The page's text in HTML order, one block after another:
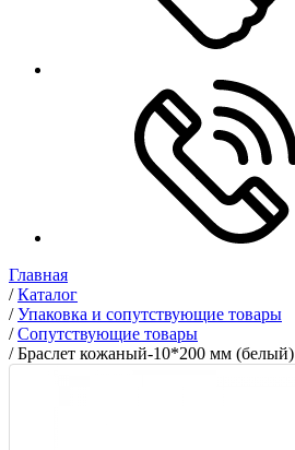
Главная
/Каталог
/Упаковка и сопутствующие товары
/Сопутствующие товары
/Браслет кожаный-10*200 мм (белый)